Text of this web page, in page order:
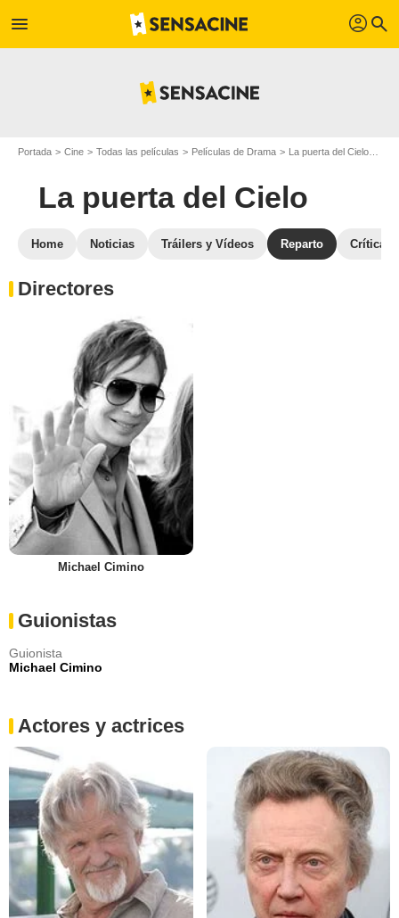
menu profil search
Portada Cine Todas las películas Películas de Drama La puerta del Cielo
La puerta del Cielo
Home Noticias Tráilers y Vídeos Reparto Críticas
Directores
Michael Cimino
Guionistas
Guionista
Michael Cimino
Actores y actrices